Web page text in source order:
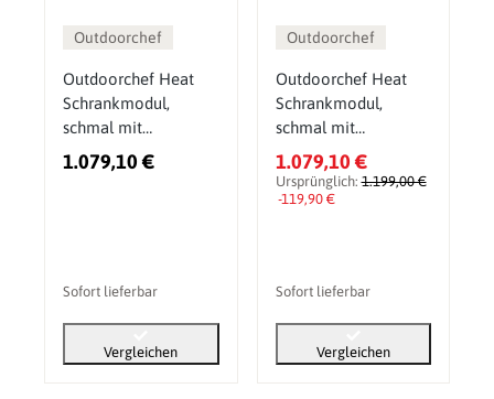
Outdoorchef
Outdoorchef Heat
Schrankmodul,
schmal mit
Apothekerauszug
1.079,10 €
Sofort lieferbar
Vergleichen
Outdoorchef
Outdoorchef Heat
Schrankmodul,
schmal mit
Schubladen
1.079,10 €
Ursprünglich:1.199,00 €
-119,90 €
Sofort lieferbar
Vergleichen